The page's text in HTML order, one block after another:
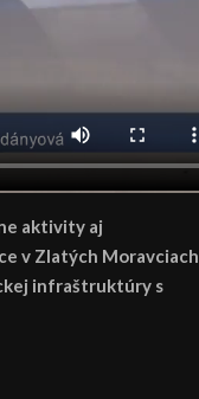
aktivity aj
v Zlatých Moravciach
infraštruktúry s